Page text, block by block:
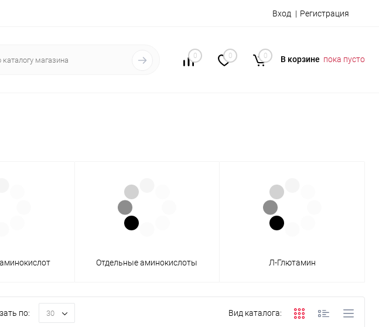
Вход Регистрация
0 0 0 В корзине пока пусто
Отдельные аминокислоты Л-Глютамин
по: 30 Вид каталога: